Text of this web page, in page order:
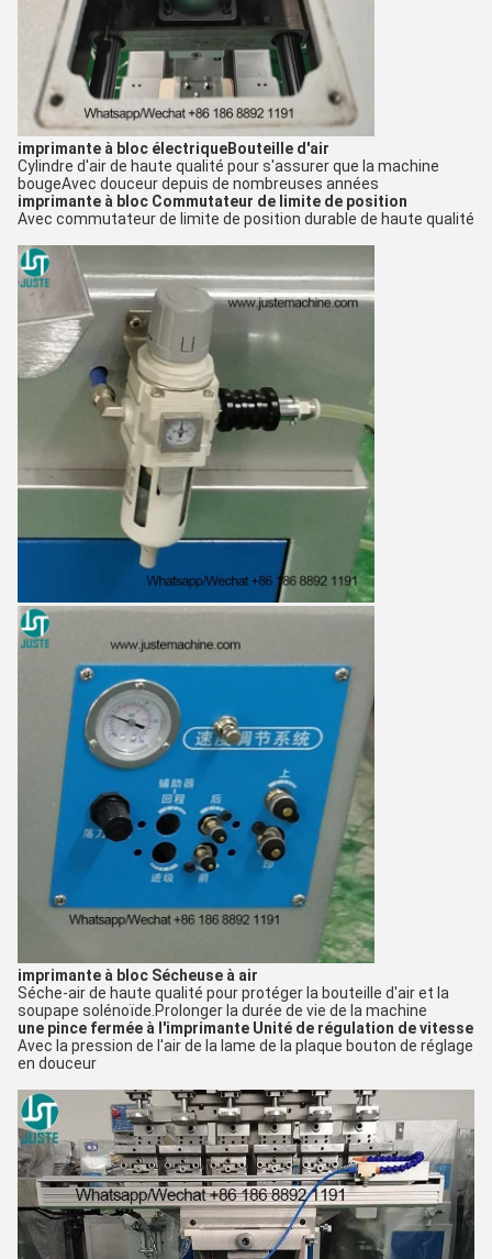
imprimante à bloc électriqueBouteille d'air
Cylindre d'air de haute qualité pour s'assurer que la machine
bougeAvec douceur depuis de nombreuses années
imprimante à bloc Commutateur de limite de position
Avec commutateur de limite de position durable de haute qualité
imprimante à bloc Sécheuse à air
Séche-air de haute qualité pour protéger la bouteille d'air et la
soupape solénoïde. Prolonger la durée de vie de la machine
une pince fermée à l'imprimante Unité de régulation de vitesse
Avec la pression de l'air de la lame de la plaque bouton de réglage
en douceur